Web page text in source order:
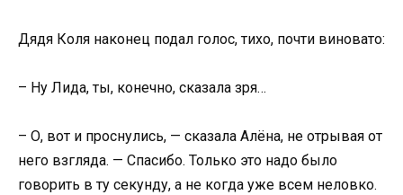
Дядя Коля наконец подал голос, тихо, почти виновато:
– Ну Лида, ты, конечно, сказала зря…
– О, вот и проснулись, — сказала Алёна, не отрывая от
него взгляда. — Спасибо. Только это надо было
говорить в ту секунду, а не когда уже всем неловко.